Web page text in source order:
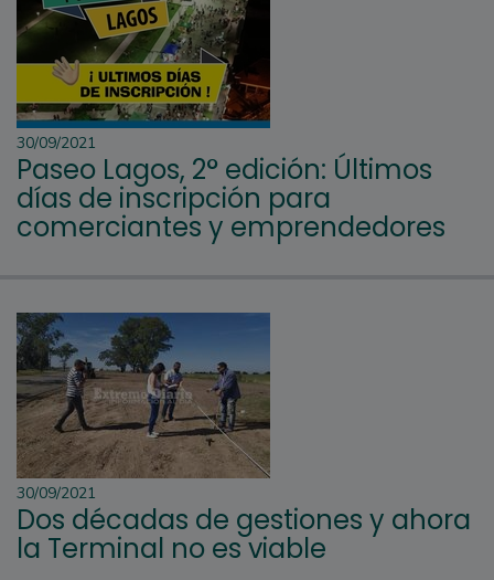
30/09/2021
Paseo Lagos, 2° edición: Últimos
días de inscripción para
comerciantes y emprendedores
30/09/2021
Dos décadas de gestiones y ahora
la Terminal no es viable